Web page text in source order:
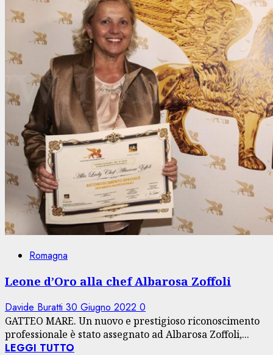
Romagna
Leone d’Oro alla chef Albarosa Zoffoli
Davide Buratti 30 Giugno 2022 0
GATTEO MARE. Un nuovo e prestigioso riconoscimento
professionale è stato assegnato ad Albarosa Zoffoli,...
LEGGI TUTTO